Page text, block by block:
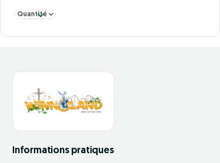
Sélectionner la quantité pour Winnoland ex Babyland- Amiland
Informations pratiques